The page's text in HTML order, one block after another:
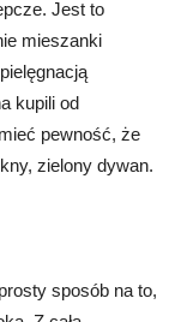
Jest to
mieszanki
kupili od
pewność, że
zielony dywan.
sposób na to,